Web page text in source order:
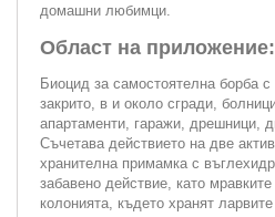
домашни любимци.
Област на приложение:
Биоцид за самостоятелна борба
закрито, в и около сгради,
апартаменти, гаражи, дрешници,
Съчетава действието на две
хранителна примамка с
забавено действие, като
колонията, където хранят